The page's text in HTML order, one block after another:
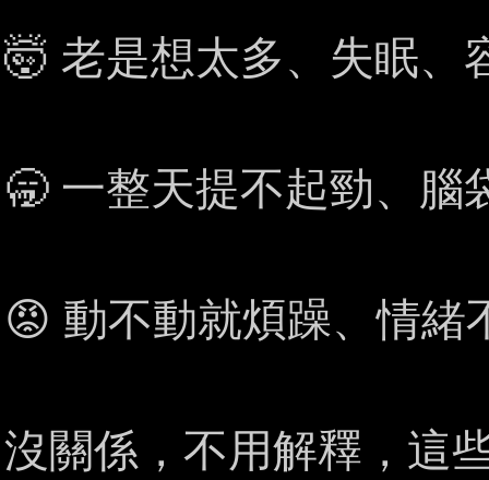
🤯 老是想太多、失眠、
🥱 一整天提不起勁、腦
😡 動不動就煩躁、情緒
沒關係，不用解釋，這